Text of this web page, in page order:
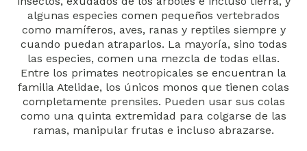
algunas especies comen pequeños vertebrados
como mamíferos, aves, ranas y reptiles siempre y
cuando puedan atraparlos. La mayoría, sino todas
las especies, comen una mezcla de todas ellas.
Entre los primates neotropicales se encuentran la
familia Atelidae, los únicos monos que tienen colas
completamente prensiles. Pueden usar sus colas
como una quinta extremidad para colgarse de las
ramas, manipular frutas e incluso abrazarse.